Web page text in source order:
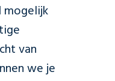
mogelijk
van
we je